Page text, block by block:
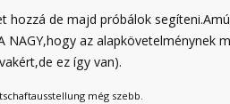
hozzá de majd próbálok
NAGY,hogy az alapkövetelménynek
ez így van).
még szebb.